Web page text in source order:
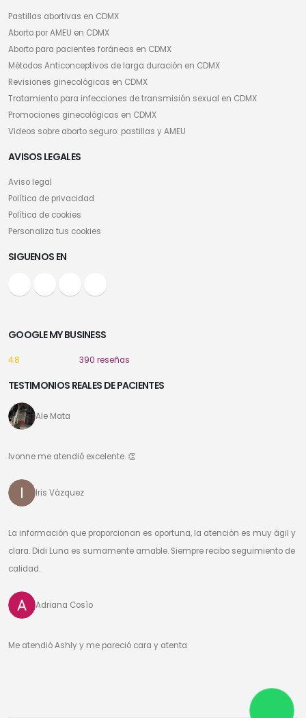
Pastillas abortivas en CDMX
Aborto por AMEU en CDMX
Aborto para pacientes foráneas en CDMX
Métodos Anticonceptivos de larga duración en CDMX
Revisiones ginecológicas en CDMX
Tratamiento para infecciones de transmisión sexual en CDMX
Promociones ginecológicas en CDMX
Videos sobre aborto seguro: pastillas y AMEU
AVISOS LEGALES
Aviso legal
Política de privacidad
Política de cookies
Personaliza tus cookies
SIGUENOS EN
GOOGLE MY BUSINESS
4.8 390 reseñas
TESTIMONIOS REALES DE PACIENTES
Ale Mata
Ivonne me atendió excelente. 👏
Iris Vázquez
La información que proporcionan es oportuna, la atención es muy ágil y
clara. Didi Luna es sumamente amable. Siempre recibo seguimiento de
calidad.
Adriana Cosìo
Me atendió Ashly y me pareció cara y atenta